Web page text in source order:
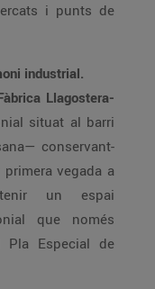
i punts de
industrial.
Llagostera-
situat al barri
conservant-
vegada a
un espai
que només
Pla Especial de